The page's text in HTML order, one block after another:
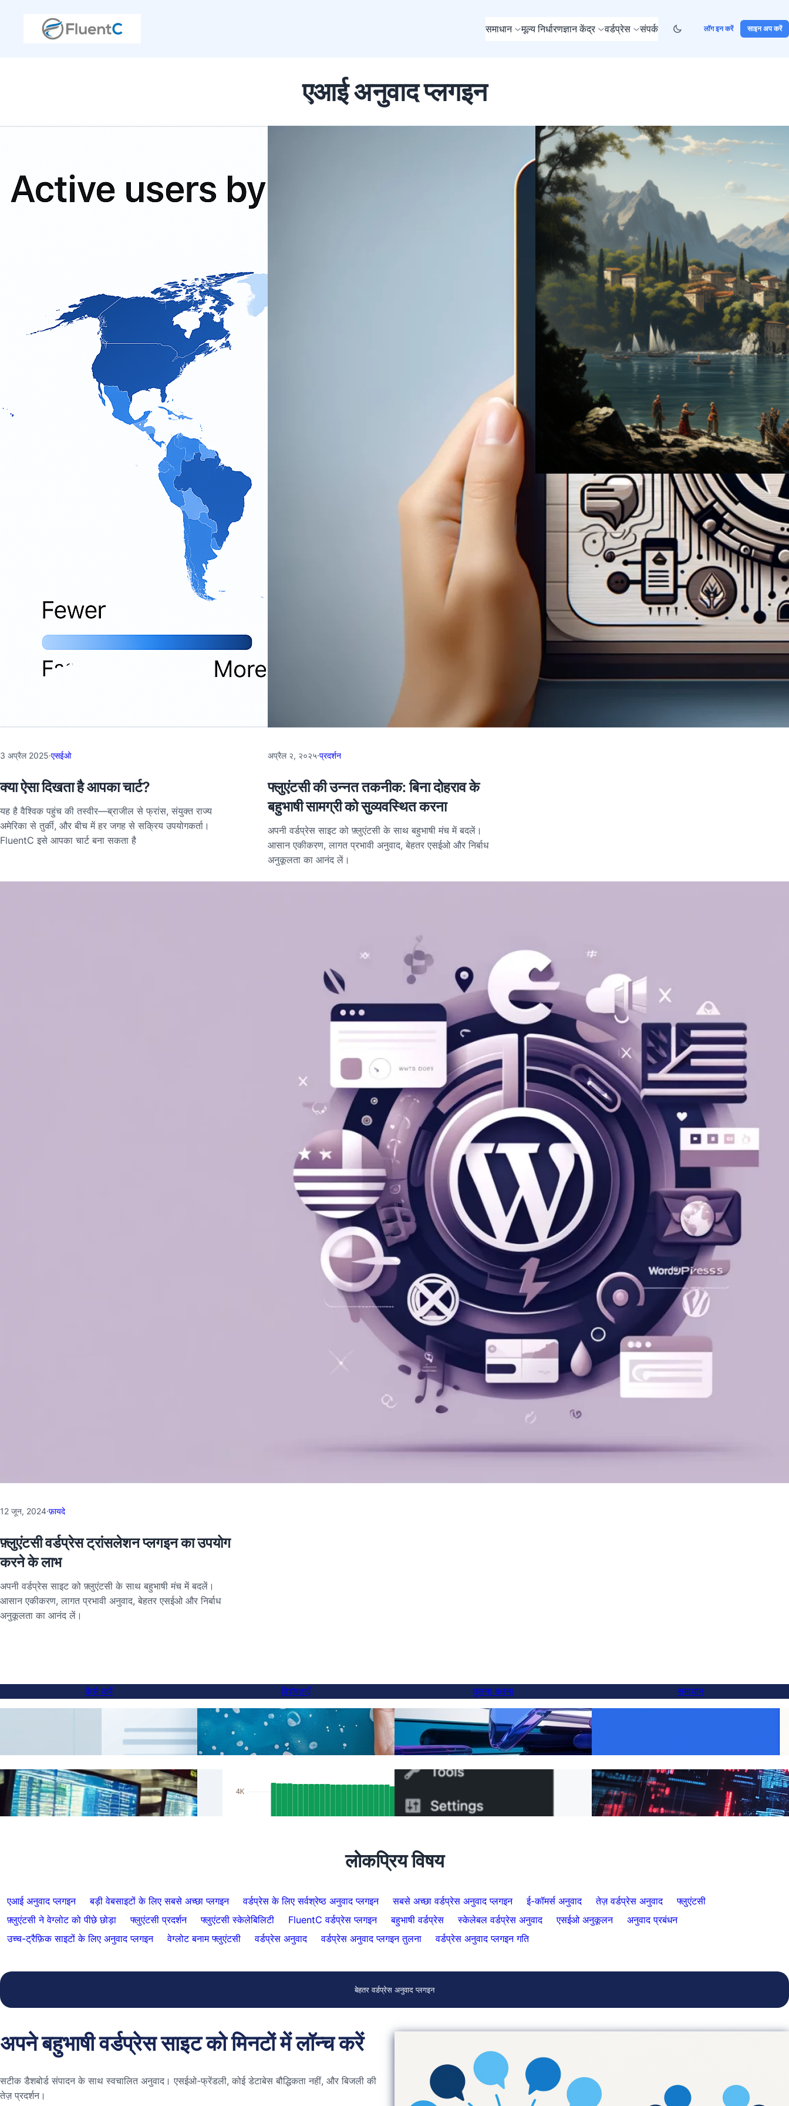
समाधान मूल्य निर्धारणज्ञान केंद्र वर्डप्रेस संपर्क लॉग इन करें साइन अप करें
एआई अनुवाद प्लगइन
3 अप्रैल 2025·एसईओ
क्या ऐसा दिखता है आपका चार्ट?
यह है वैश्विक पहुंच की तस्वीर—ब्राजील से फ्रांस, संयुक्त राज्य
अमेरिका से तुर्की, और बीच में हर जगह से सक्रिय उपयोगकर्ता।
FluentC इसे आपका चार्ट बना सकता है
अप्रैल २, २०२५·प्रदर्शन
फ्लुएंटसी की उन्नत तकनीक: बिना दोहराव के
बहुभाषी सामग्री को सुव्यवस्थित करना
अपनी वर्डप्रेस साइट को फ़्लुएंटसी के साथ बहुभाषी मंच में बदलें।
आसान एकीकरण, लागत प्रभावी अनुवाद, बेहतर एसईओ और निर्बाध
अनुकूलता का आनंद लें।
12 जून, 2024 कैसे करें
फ़्लुएंटसी वर्डप्रेस ट्रांसलेशन प्लगइन कैसे
सेटअप करें
बस इतना ही! आपने सफलतापूर्वक FluentC वर्डप्रेस प्लगइन इंस्टॉल
और कॉन्फ़िगर कर लिया है। अब यह आपकी वेबसाइट पर प्रदर्शित
किया जाएगा, जिससे आगंतुक विभिन्न भाषाओं के बीच स्विच कर सकेंगे।
12 जून, 2024·फ़ायदे
फ़्लुएंटसी वर्डप्रेस ट्रांसलेशन प्लगइन का उपयोग
करने के लाभ
अपनी वर्डप्रेस साइट को फ़्लुएंटसी के साथ बहुभाषी मंच में बदलें।
आसान एकीकरण, लागत प्रभावी अनुवाद, बेहतर एसईओ और निर्बाध
अनुकूलता का आनंद लें।
कैसे करें
सब-डोमेन वेबसाइटों में भाषा स्विचर कैसे जोड़ें
FluentC के साथ विशिष्ट सामग्री के लिए अनुवाद छोड़ें
विशेषताएँ
एआई अनुवाद
वास्तविक एसईओ परिणाम: कैसे फ़्लुएंटसी के
तुलना करना
अंत में, एक बेहतर वेग्लोट विकल्प — और आप 5 मिनट में
समाधान
ग्राहकों के लिए सहज वेबसाइट अनुवाद
लोकप्रिय विषय
एआई अनुवाद प्लगइन बड़ी वेबसाइटों के लिए सबसे अच्छा प्लगइन वर्डप्रेस के लिए सर्वश्रेष्ठ अनुवाद प्लगइन सबसे अच्छा वर्डप्रेस अनुवाद प्लगइन ई-कॉमर्स अनुवाद तेज़ वर्डप्रेस अनुवाद
फ्लुएंटसी
फ़्लुएंटसी ने वेग्लोट को पीछे छोड़ा
फ्लुएंटसी प्रदर्शन फ्लुएंटसी स्केलेबिलिटी FluentC वर्डप्रेस प्लगइन बहुभाषी वर्डप्रेस स्केलेबल वर्डप्रेस अनुवाद एसईओ अनुकूलन
अनुवाद प्रबंधन
उच्च-ट्रैफ़िक साइटों के लिए अनुवाद प्लगइन
वेग्लोट बनाम फ्लुएंटसी वर्डप्रेस अनुवाद वर्डप्रेस अनुवाद प्लगइन तुलना वर्डप्रेस अनुवाद प्लगइन गति
बेहतर वर्डप्रेस अनुवाद प्लगइन
अपने बहुभाषी वर्डप्रेस साइट को मिनटों में लॉन्च करें
सटीक डैशबोर्ड संपादन के साथ स्वचालित अनुवाद। एसईओ-फ्रेंडली, कोई डेटाबेस बौद्धिकता नहीं, और बिजली की
तेज़ प्रदर्शन।